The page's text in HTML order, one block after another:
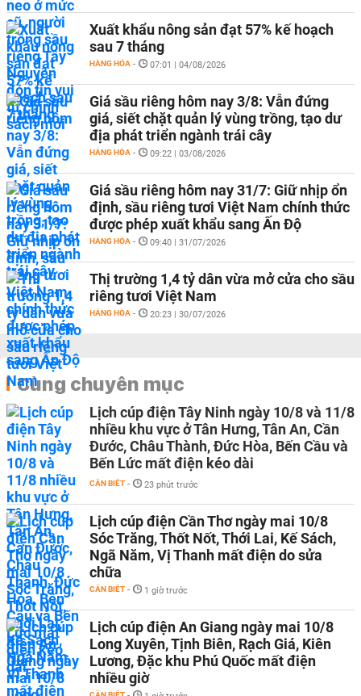
Xuất khẩu nông sản đạt 57% kế hoạch
sau 7 tháng
HÀNG HÓA - 07:01 | 04/08/2026
Giá sầu riêng hôm nay 3/8: Vẫn đứng
giá, siết chặt quản lý vùng trồng, tạo dư
địa phát triển ngành trái cây
HÀNG HÓA - 09:22 | 03/08/2026
Giá sầu riêng hôm nay 31/7: Giữ nhịp ổn
định, sầu riêng tươi Việt Nam chính thức
được phép xuất khẩu sang Ấn Độ
HÀNG HÓA - 09:40 | 31/07/2026
Thị trường 1,4 tỷ dân vừa mở cửa cho sầu
riêng tươi Việt Nam
HÀNG HÓA - 20:23 | 30/07/2026
Cùng chuyên mục
Lịch cúp điện Tây Ninh ngày 10/8 và 11/8
nhiều khu vực ở Tân Hưng, Tân An, Cần
Đước, Châu Thành, Đức Hòa, Bến Cầu và
Bến Lức mất điện kéo dài
CẦN BIẾT - 23 phút trước
Lịch cúp điện Cần Thơ ngày mai 10/8
Sóc Trăng, Thốt Nốt, Thới Lai, Kế Sách,
Ngã Năm, Vị Thanh mất điện do sửa
chữa
CẦN BIẾT - 1 giờ trước
Lịch cúp điện An Giang ngày mai 10/8
Long Xuyên, Tịnh Biên, Rạch Giá, Kiên
Lương, Đặc khu Phú Quốc mất điện
nhiều giờ